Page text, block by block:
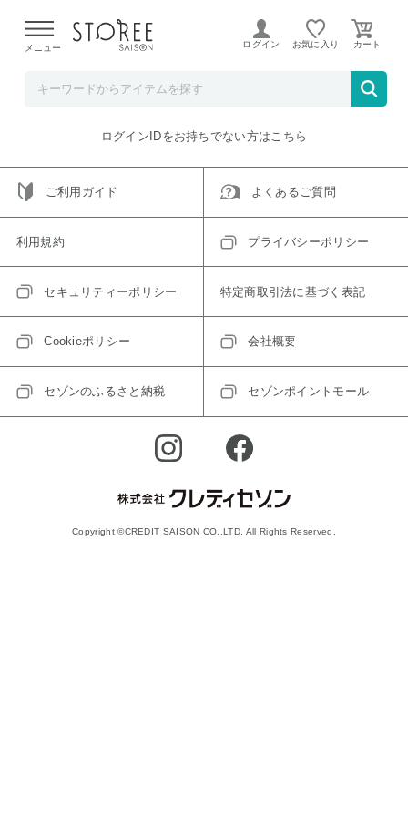
よる配送遅延が発生しております。
メニュー ログイン お気に入り
ご指定のアイテムは取り扱い終了、またはただいま取り扱い
トップへ戻る
ログインIDをお持ちでない方はこちら
ご利用ガイド よくあるご質問
利用規約 プライバシーポリシー
セキュリティーポリシー 特定商取引法に基づく表記
Cookieポリシー 会社概要
セゾンのふるさと納税 セゾンポイントモール
Copyright ©CREDIT SAISON CO.,LTD. All Rights Reserved.